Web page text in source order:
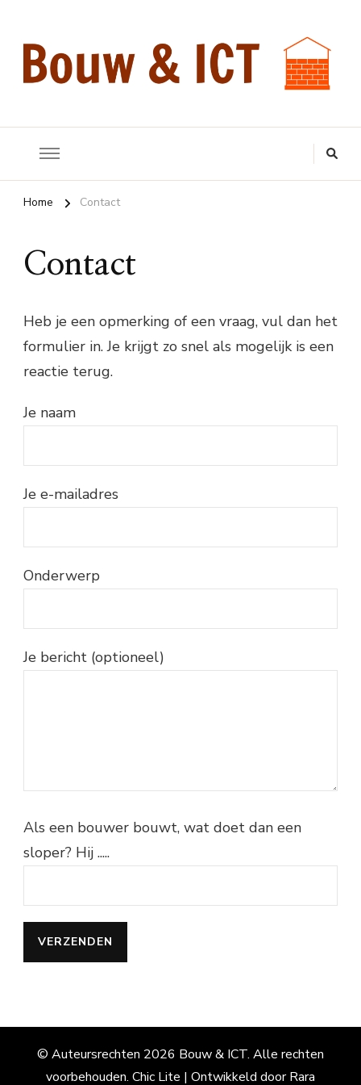
Bouw & ICT
Home Contact
Contact
Heb je een opmerking of een vraag, vul dan het
formulier in. Je krijgt zo snel als mogelijk is een
reactie terug.
Je naam
Je e-mailadres
Onderwerp
Je bericht (optioneel)
Als een bouwer bouwt, wat doet dan een
sloper? Hij .....
© Auteursrechten 2026 Bouw & ICT. Alle rechten
voorbehouden. Chic Lite | Ontwikkeld doorRara